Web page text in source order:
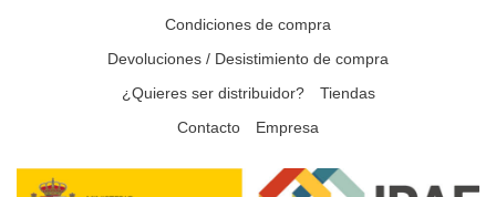
Condiciones de compra
Devoluciones / Desistimiento de compra
¿Quieres ser distribuidor?
Tiendas
Contacto
Empresa